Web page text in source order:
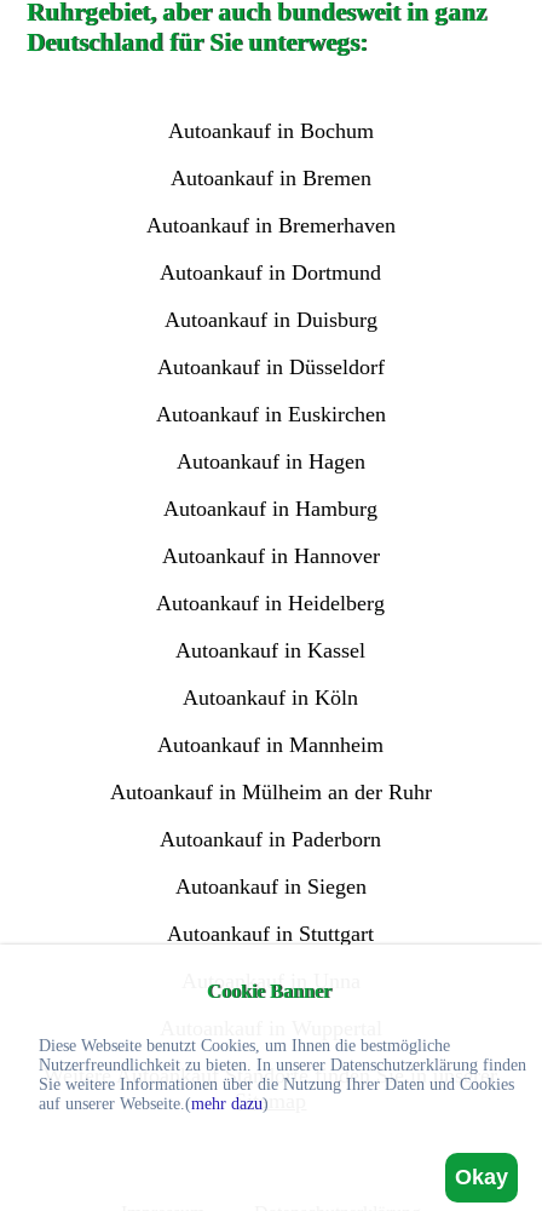
Cookie Banner
Diese Webseite benutzt Cookies, um Ihnen die bestmögliche
Nutzerfreundlichkeit zu bieten. In unserer Datenschutzerklärung finden
Sie weitere Informationen über die Nutzung Ihrer Daten und Cookies
auf unserer Webseite.(mehr dazu)
Okay
Ruhrgebiet, aber auch bundesweit in ganz
Deutschland für Sie unterwegs:
Autoankauf in Bochum
Autoankauf in Bremen
Autoankauf in Bremerhaven
Autoankauf in Dortmund
Autoankauf in Duisburg
Autoankauf in Düsseldorf
Autoankauf in Euskirchen
Autoankauf in Hagen
Autoankauf in Hamburg
Autoankauf in Hannover
Autoankauf in Heidelberg
Autoankauf in Kassel
Autoankauf in Köln
Autoankauf in Mannheim
Autoankauf in Mülheim an der Ruhr
Autoankauf in Paderborn
Autoankauf in Siegen
Autoankauf in Stuttgart
Autoankauf in Unna
Weitere Autoankauf Standorte finden Sie in unserer
Sitemap